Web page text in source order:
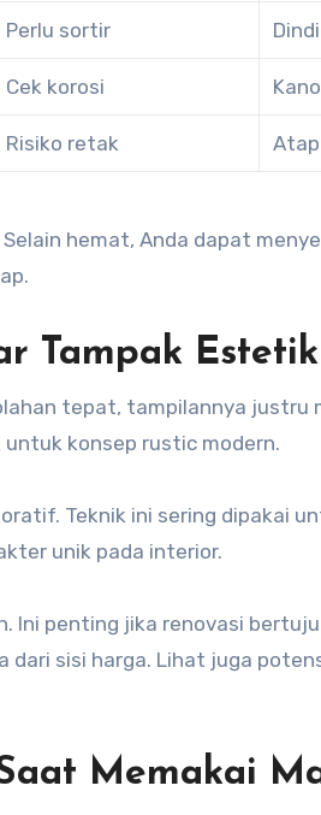
Perlu sortir
Cek korosi
Risiko retak
hemat, Anda dapat
Tampak Estetik
tepat, tampilannya justru
untuk konsep rustic modern.
Teknik ini sering dipakai
unik pada interior.
Ini penting jika renovasi
dari sisi harga. Lihat juga
Memakai